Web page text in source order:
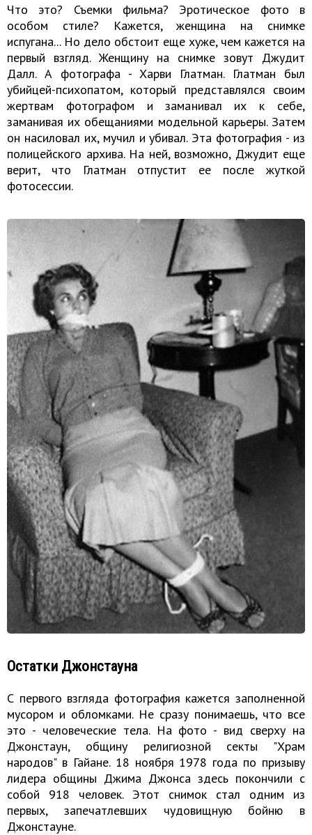
Что это? Съемки фильма? Эротическое фото в
особом стиле? Кажется, женщина на снимке
испугана... Но дело обстоит еще хуже, чем кажется на
первый взгляд. Женщину на снимке зовут Джудит
Далл. А фотографа - Харви Глатман. Глатман был
убийцей-психопатом, который представлялся своим
жертвам фотографом и заманивал их к себе,
заманивая их обещаниями модельной карьеры. Затем
он насиловал их, мучил и убивал. Эта фотография - из
полицейского архива. На ней, возможно, Джудит еще
верит, что Глатман отпустит ее после жуткой
фотосессии.
Остатки Джонстауна
С первого взгляда фотография кажется заполненной
мусором и обломками. Не сразу понимаешь, что все
это - человеческие тела. На фото - вид сверху на
Джонстаун, общину религиозной секты "Храм
народов" в Гайане. 18 ноября 1978 года по призыву
лидера общины Джима Джонса здесь покончили с
собой 918 человек. Этот снимок стал одним из
первых, запечатлевших чудовищную бойню в
Джонстауне.